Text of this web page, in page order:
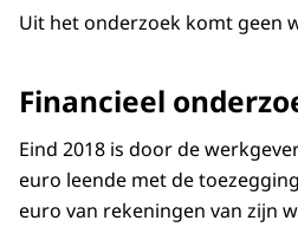
Uit het onderzoek komt geen
Financieel
Eind 2018 is door de
euro leende met de
euro van rekeningen van zijn